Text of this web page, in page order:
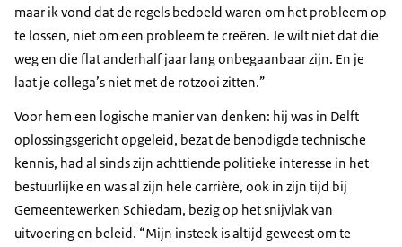
maar ik vond dat de regels bedoeld waren om het probleem op
te lossen, niet om een probleem te creëren. Je wilt niet dat die
weg en die flat anderhalf jaar lang onbegaanbaar zijn. En je
laat je collega’s niet met de rotzooi zitten.”
Voor hem een logische manier van denken: hij was in Delft
oplossingsgericht opgeleid, bezat de benodigde technische
kennis, had al sinds zijn achttiende politieke interesse in het
bestuurlijke en was al zijn hele carrière, ook in zijn tijd bij
Gemeentewerken Schiedam, bezig op het snijvlak van
uitvoering en beleid. “Mijn insteek is altijd geweest om te